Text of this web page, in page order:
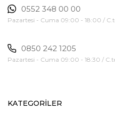
0552 348 00 00
Pazartesi - Cuma 09:00 - 18:00 /
0850 242 1205
Pazartesi - Cuma 09:00 - 18:30 /
KATEGORİLER